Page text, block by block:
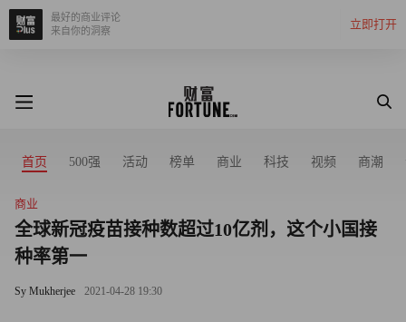
立即打开
最好的商业评论
来自你的洞察
首页 500强 活动 榜单 商业 科技 视频 商潮
商业
全球新冠疫苗接种数超过10亿剂，这个小国接
种率第一
Sy Mukherjee 2021-04-28 19:30